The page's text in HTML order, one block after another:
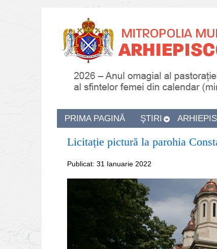
PRIMA PAGINĂ ŞTIRI
Licitație pictură la parohia
Publicat: 31 Ianuarie 2022